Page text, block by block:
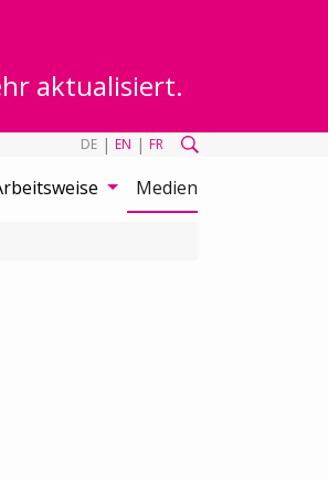
aktualisiert.
DE | EN | FR
Medien